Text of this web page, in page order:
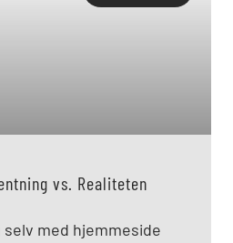
vs. Realiteten
selv med hjemmeside